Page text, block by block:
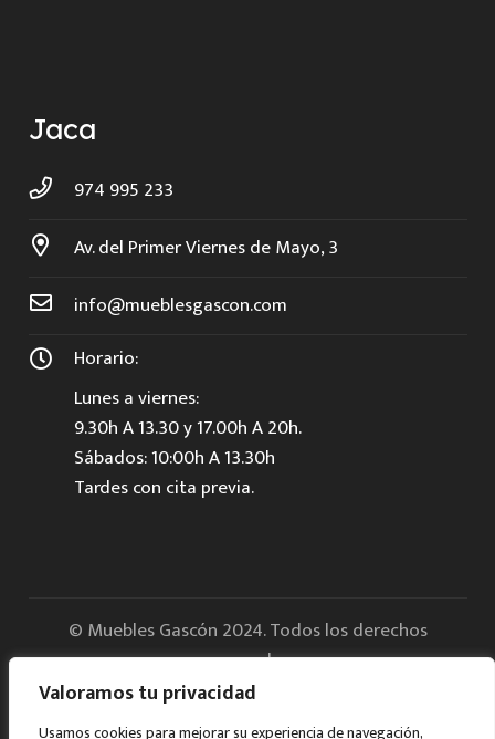
Valoramos tu privacidad
Usamos cookies para mejorar su experiencia de navegación,
Jaca
974 995 233
Av. del Primer Viernes de Mayo, 3
info@mueblesgascon.com
Horario:
Lunes a viernes:
9.30h A 13.30 y 17.00h A 20h.
Sábados: 10:00h A 13.30h
Tardes con cita previa.
© Muebles Gascón 2024. Todos los derechos
reservados.
Aviso legal